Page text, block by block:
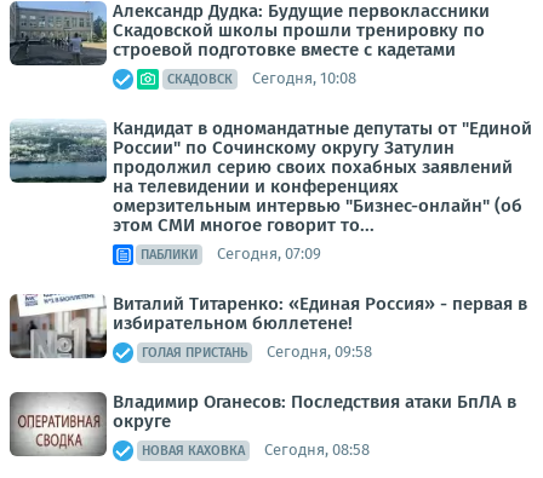
Александр Дудка: Будущие первоклассники
Скадовской школы прошли тренировку по
строевой подготовке вместе с кадетами
СКАДОВСК Сегодня, 10:08
Кандидат в одномандатные депутаты от "Единой
России" по Сочинскому округу Затулин
продолжил серию своих похабных заявлений
на телевидении и конференциях
омерзительным интервью "Бизнес-онлайн" (об
этом СМИ многое говорит то...
ПАБЛИКИ Сегодня, 07:09
Виталий Титаренко: «Единая Россия» - первая в
избирательном бюллетене!
ГОЛАЯ ПРИСТАНЬ Сегодня, 09:58
Владимир Оганесов: Последствия атаки БпЛА в
округе
НОВАЯ КАХОВКА Сегодня, 08:58